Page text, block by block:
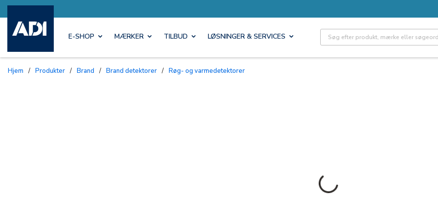
E-SHOP MÆRKER TILBUD LØSNINGER & SERVICES Site Search
Hjem / Produkter / Brand / Brand detektorer / Røg- og varmedetektorer